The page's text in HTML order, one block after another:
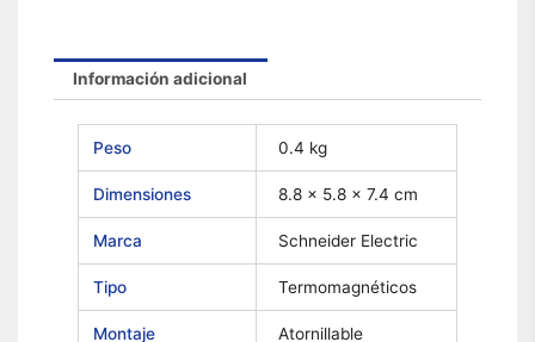
Información adicional
Peso 0.4 kg
Dimensiones 8.8 × 5.8 × 7.4 cm
Marca Schneider Electric
Tipo Termomagnéticos
Montaje Atornillable